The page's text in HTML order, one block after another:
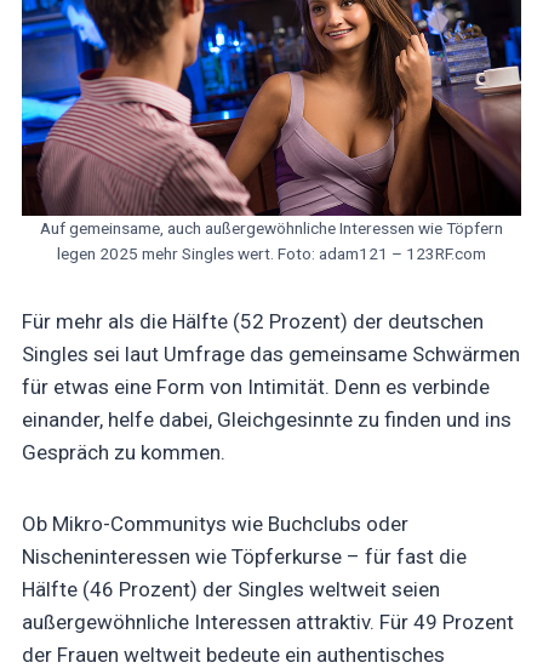
Auf gemeinsame, auch außergewöhnliche Interessen wie Töpfern
legen 2025 mehr Singles wert. Foto: adam121 – 123RF.com
Für mehr als die Hälfte (52 Prozent) der deutschen
Singles sei laut Umfrage das gemeinsame Schwärmen
für etwas eine Form von Intimität. Denn es verbinde
einander, helfe dabei, Gleichgesinnte zu finden und ins
Gespräch zu kommen.
Ob Mikro-Communitys wie Buchclubs oder
Nischeninteressen wie Töpferkurse – für fast die
Hälfte (46 Prozent) der Singles weltweit seien
außergewöhnliche Interessen attraktiv. Für 49 Prozent
der Frauen weltweit bedeute ein authentisches